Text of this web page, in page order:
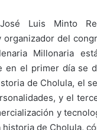
Luis Minto
organizador del
Millonaria
en el primer día se
de Cholula, el
y el
y
historia de Cholula,